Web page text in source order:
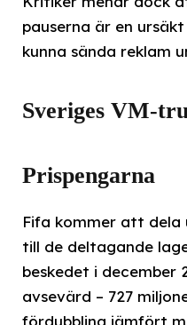
pauserna är en
kunna sända reklam
Sveriges VM-
Prispengarna
Fifa kommer att
till de deltagande
beskedet i december
avsevärd – 727
fördubbling jämfört